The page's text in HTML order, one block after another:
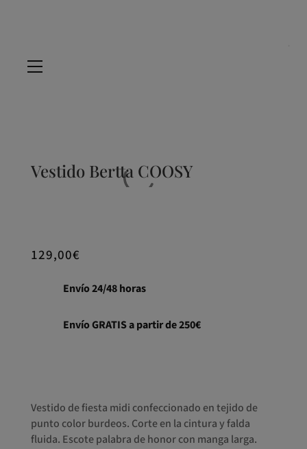
Vestido Bertta COOSY
129,00€
Envío 24/48 horas
Envío GRATIS a partir de 250€
Vestido de fiesta midi confeccionado en tejido de
punto color burdeos. Corte en la cintura y falda
fluida. Escote palabra de honor con manga larga.